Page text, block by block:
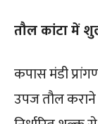
तौल कांटा में
कपास मंडी
उपज तौल